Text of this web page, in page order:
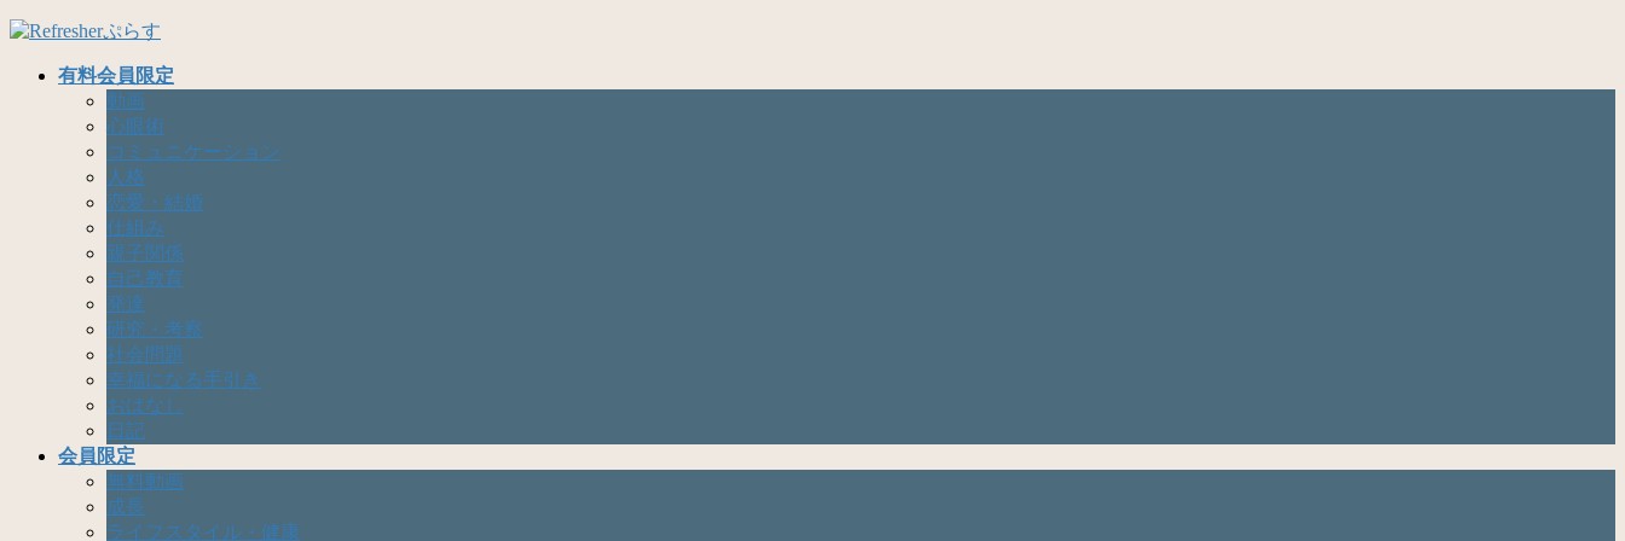
コ
ナ
有料会員限定
動画
心眼術
コミュニケーション
人格
恋愛・結婚
仕組み
親子関係
自己教育
発達
研究・考察
社会問題
幸福になる手引き
おはなし
日記
会員限定
無料動画
成長
ライフスタイル・健康